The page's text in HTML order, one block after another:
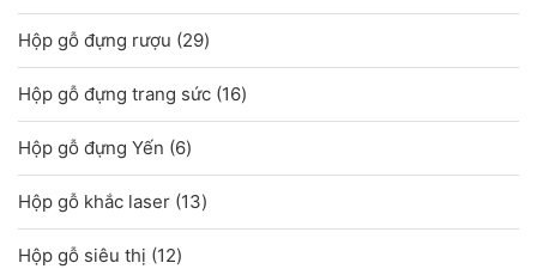
sản
Hộp gỗ đựng rượu 2929
sản
phẩm
Hộp gỗ đựng trang sức 1616
sản
Hộp gỗ đựng Yến 66
sản
phẩm
Hộp gỗ khắc laser 1313
sản
Hộp gỗ siêu thị 1212